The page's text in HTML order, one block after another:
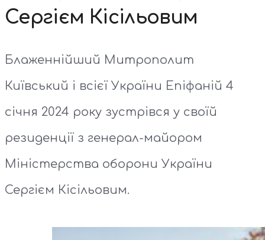
Сергієм Кісільовим
Блаженнійший Митрополит
Київський і всієї України Епіфаній 4
січня 2024 року зустрівся у своїй
резиденції з генерал-майором
Міністерства оборони України
Сергієм Кісільовим.